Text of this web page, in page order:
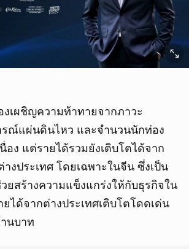
งเผชิญความท้าทายจากภาวะ
รณ์แผ่นดินไหว และจำนวนนักท่อง
อง แต่รายได้รวมยังเติบโตได้จาก
งประเทศ โดยเฉพาะในจีน ซึ่งเป็น
สร้างความแข็งแกร่งให้กับธุรกิจใน
ยได้จากต่างประเทศเติบโตโดดเด่น
นบาท